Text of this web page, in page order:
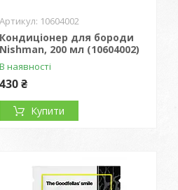
10604002
Кондиціонер для бороди
Nishman, 200 мл (10604002)
В наявності
430 ₴
Купити